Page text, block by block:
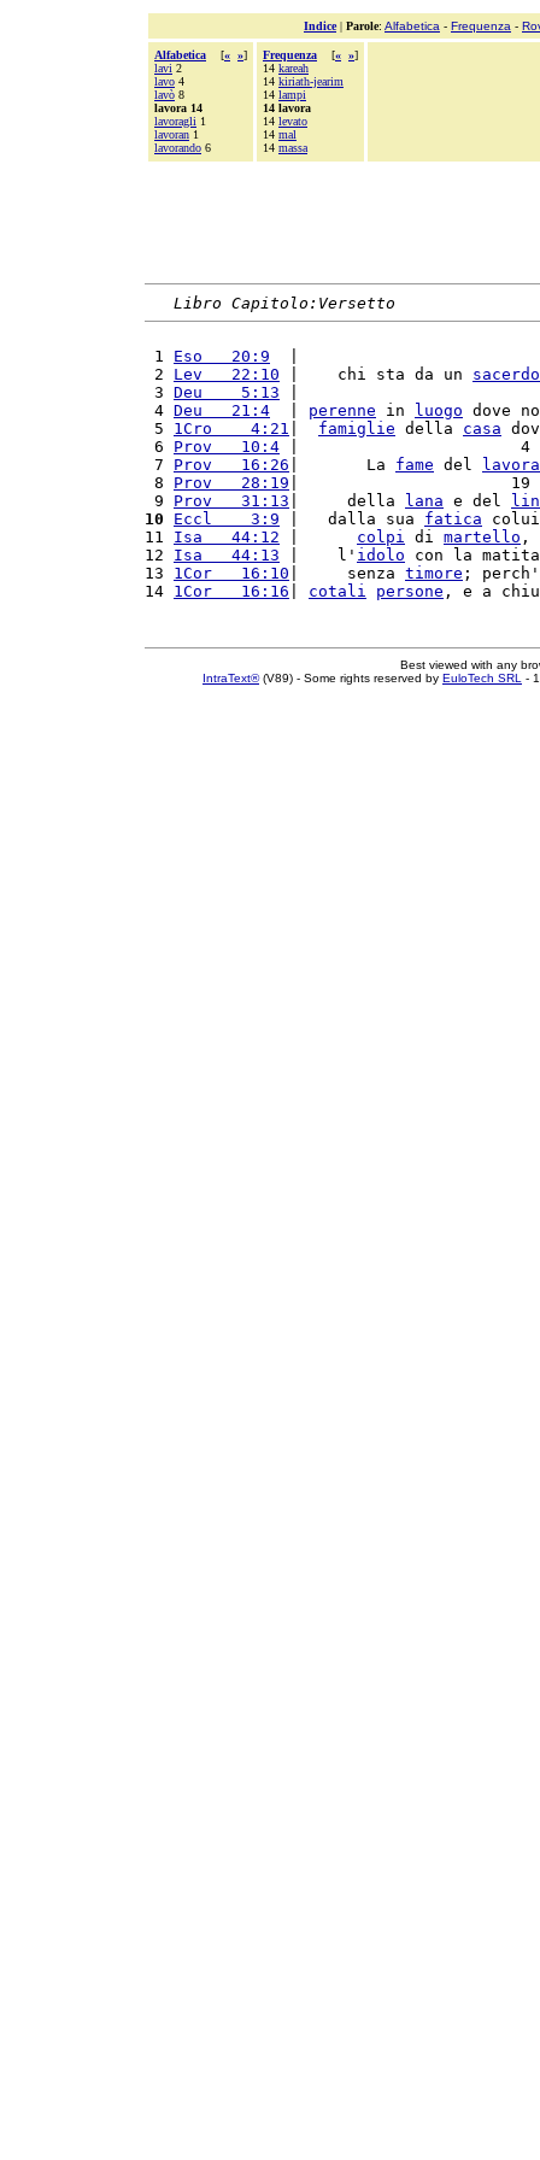
Indice| Parole: Alfabetica - Frequenza -
Alfabetica [« »]
lavi 2
lavo 4
lavò 8
lavora 14
lavoragli 1
lavoran 1
lavorando 6
Frequenza [« »]
14 kareah
14 kiriath-jearim
14 lampi
14 lavora
14 levato
14 mal
14 massa
Libro Capitolo:Versetto
1 Eso   20:9
2 Lev   22:10 |    chi sta da un
3 Deu    5:13
4 Deu   21:4 perenne in luogo dove
5 1Cro    4:21 famiglie della casa
6 Prov   10:4 |                       4
7 Prov   16:26 |       La fame del
8 Prov   28:19 |                      19
9 Prov   31:13 |     della lana e del
10
Eccl    3:9 |   dalla sua fatica
11 Isa   44:12 colpi di martello ,
12 Isa   44:13 |    l' idolo con la
13 1Cor   16:10 |     senza timore ;
14 1Cor   16:16 cotali persone , e a
Best viewed with any
IntraText®(V89) - Some rights reserved by EuloTech SRL -